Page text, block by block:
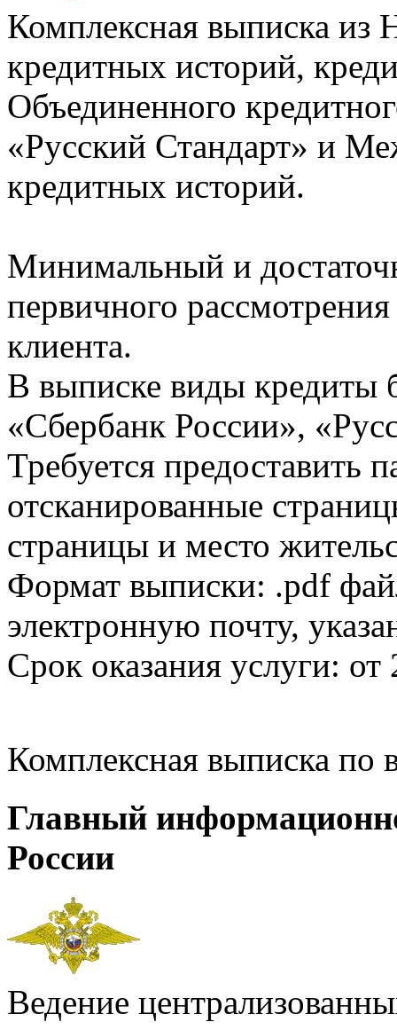
Комплексная выписка из
кредитных историй,
Объединенного
«Русский Стандарт» и
кредитных историй.
Минимальный и
первичного
клиента.
В выписке виды кредиты
«Сбербанк России»,
Требуется предоставить
отсканированные
страницы и место
Формат выписки: .pdf
электронную почту,
Срок оказания услуги: от
Комплексная выписка
Главный
России
Ведение